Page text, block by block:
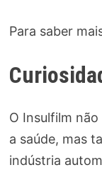
Para saber
O Insulfilm
a saúde, mas
indústria